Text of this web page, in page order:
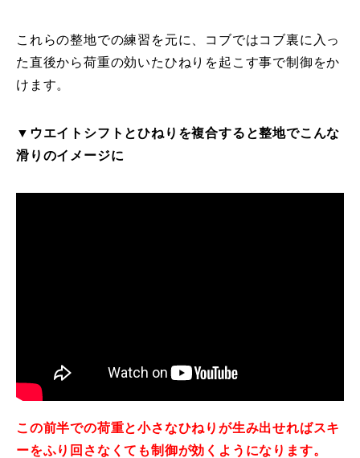
レッスン内容について
レッスン周辺に関して
動画で学ぶ
最新レッスン動画
プレゼント付メルマガ
常時メルマガ
これらの整地での練習を元に、コブではコブ裏に入っ
た直後から荷重の効いたひねりを起こす事で制御をか
けます。
▼ウエイトシフトとひねりを複合すると整地でこんな
滑りのイメージに
この前半での荷重と小さなひねりが生み出せればスキ
ーをふり回さなくても制御が効くようになります。